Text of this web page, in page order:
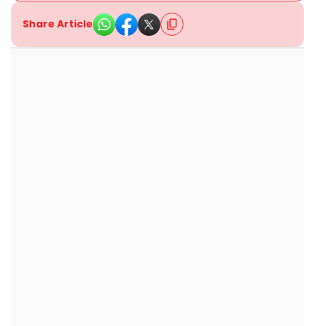
Share Article